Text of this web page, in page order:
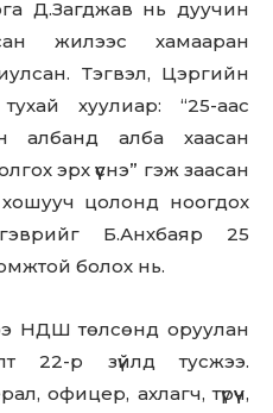
miss
for our newsletter
SUBSCRIBE
Д.Загджав нь дуучин
жилээс хамааран
Тэгвэл, Цэргийн
хуулиар: “25-аас
албанд алба хаасан
эрх үүснэ” гэж заасан
цолонд ноогдох
Б.Анхбаяр 25
болох нь.
НДШ төлсөнд оруулан
22-р зүйлд тусжээ.
офицер, ахлагч, түрүүч,